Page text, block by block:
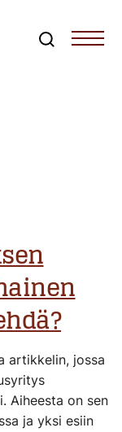
artikkelin, jossa
Aiheesta on sen
ja yksi esiin